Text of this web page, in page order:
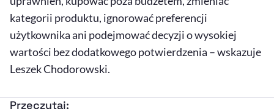
kategorii produktu, ignorować preferencji
użytkownika ani podejmować decyzji o wysokiej
wartości bez dodatkowego potwierdzenia – wskazuje
Leszek Chodorowski.
Przeczytaj: